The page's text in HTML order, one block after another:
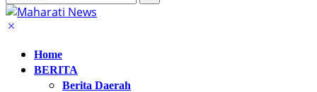
Home
BERITA
Berita Daerah